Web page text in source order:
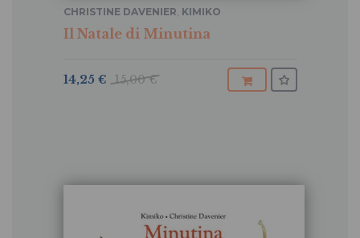
Il Natale di Minutina
CHRISTINE DAVENIER, KIMIKO
15,00 €
14,25 €